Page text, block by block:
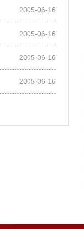
2005-06-16
2005-06-16
2005-06-16
2005-06-16